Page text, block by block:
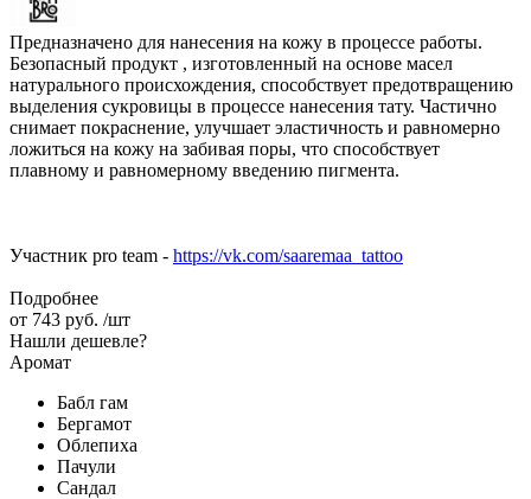
Предназначено для нанесения на кожу в процессе работы.
Безопасный продукт , изготовленный на основе масел
натурального происхождения, способствует предотвращению
выделения сукровицы в процессе нанесения тату. Частично
снимает покраснение, улучшает эластичность и равномерно
ложиться на кожу на забивая поры, что способствует
плавному и равномерному введению пигмента.
Участник pro team - https://vk.com/saaremaa_tattoo
Подробнее
от 743 руб. /шт
Нашли дешевле?
Аромат
Бабл гам
Бергамот
Облепиха
Пачули
Сандал